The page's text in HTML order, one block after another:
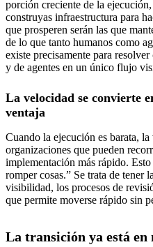
porción creciente de la
construyas infraestructura para
que prosperen serán las que
de lo que tanto humanos como
existe precisamente para
y de agentes en un único flujo
La velocidad se convierte
ventaja
Cuando la ejecución es barata,
organizaciones que pueden
implementación más rápido.
romper cosas.” Se trata de
visibilidad, los procesos de
que permite moverse rápido sin
La transición ya está en